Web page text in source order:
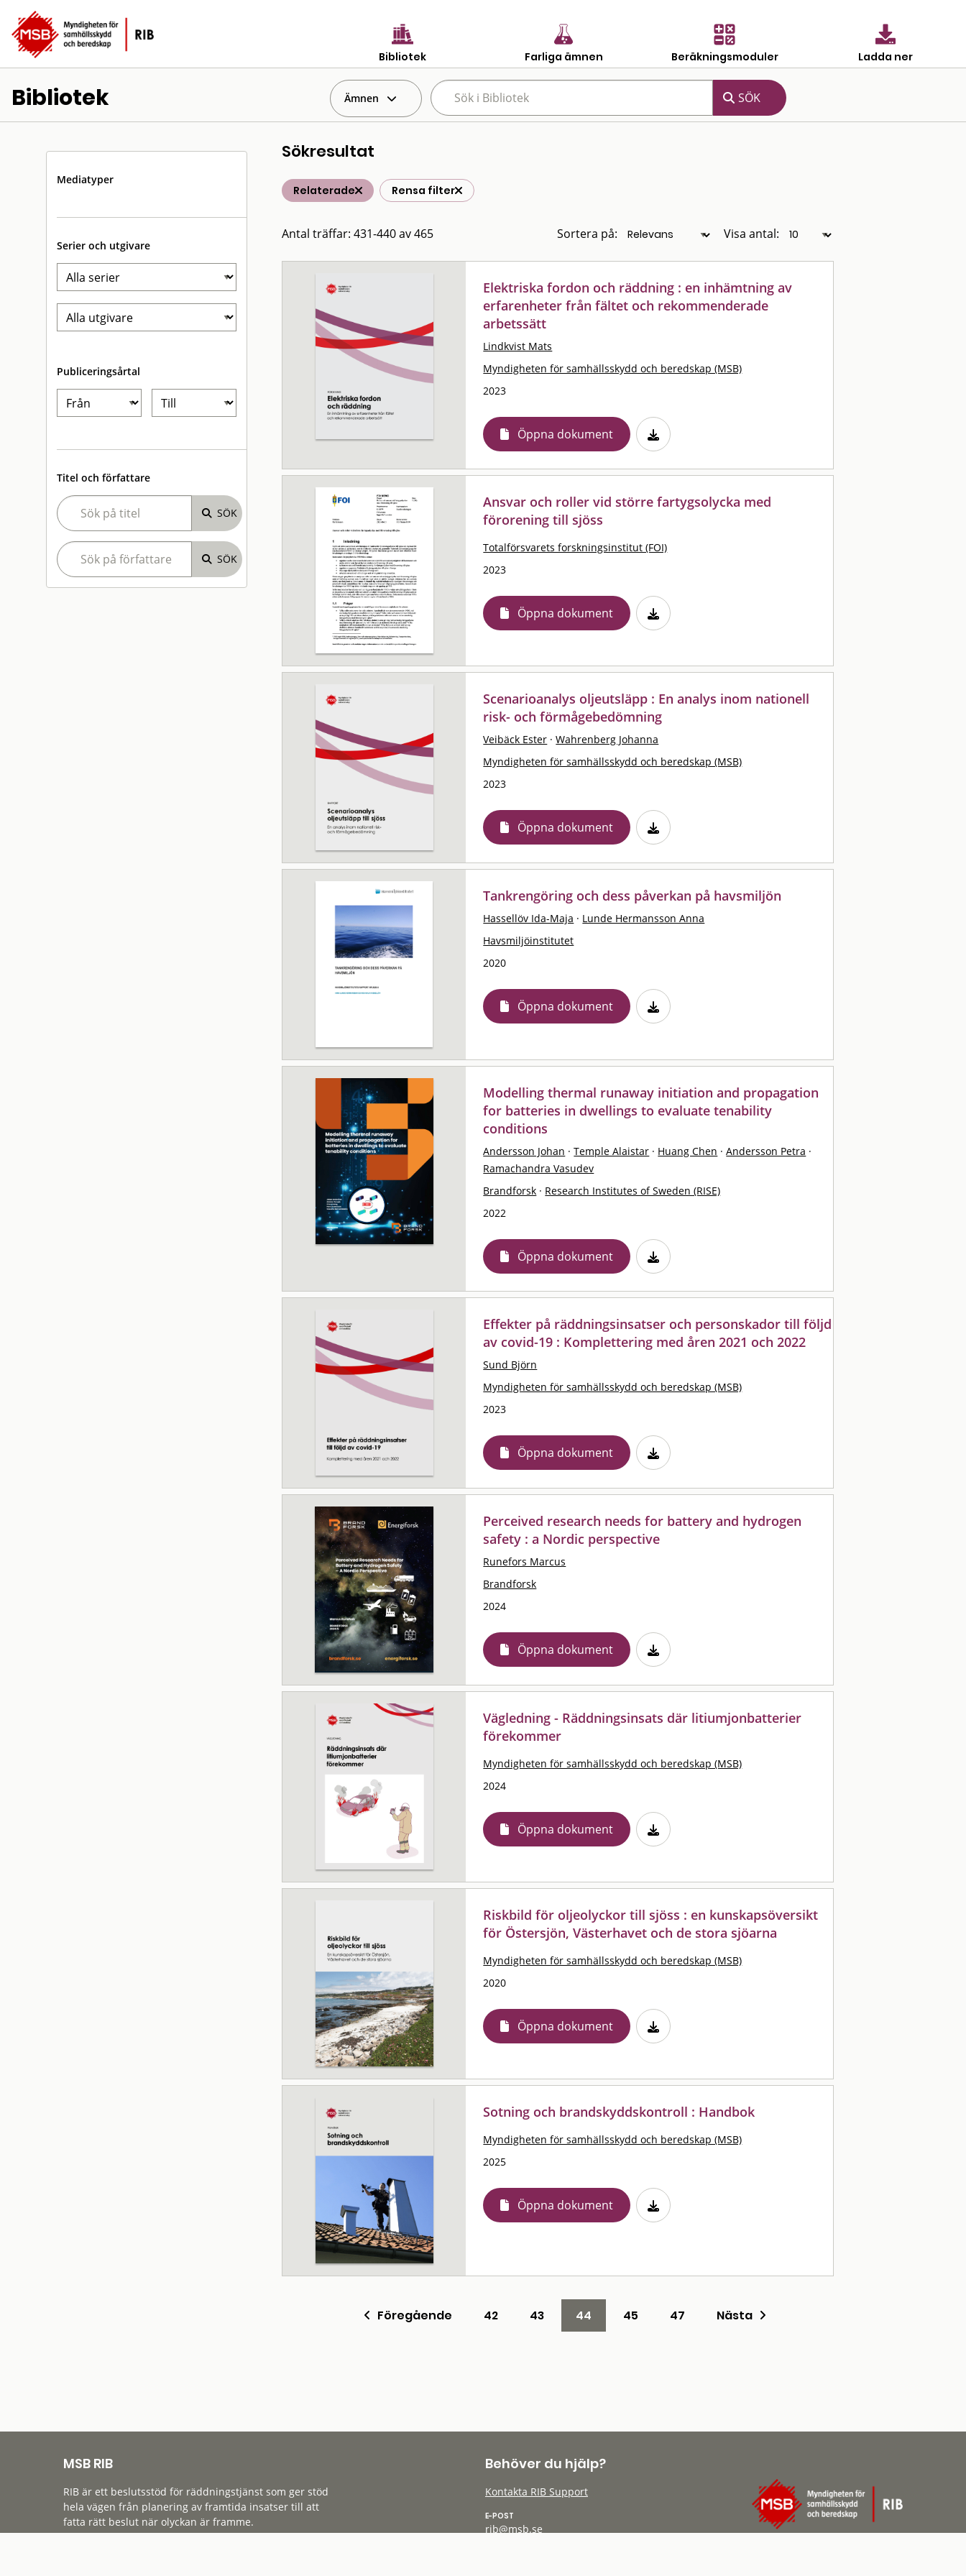
Bibliotek Farliga ämnen Beräkningsmoduler Ladda ner
Bibliotek Ämnen
Mediatyper
Serier och utgivare
Publiceringsårtal
Titel och författare
Sökresultat
Relaterade Rensa filter
Antal träffar: 431-440 av 465 Sortera på: Visa antal:
Elektriska fordon och räddning : en inhämtning av
erfarenheter från fältet och rekommenderade
arbetssätt
Lindkvist Mats
Myndigheten för samhällsskydd och beredskap (MSB)
2023
Öppna dokument
Ansvar och roller vid större fartygsolycka med
förorening till sjöss
Totalförsvarets forskningsinstitut (FOI)
2023
Öppna dokument
Scenarioanalys oljeutsläpp : En analys inom nationell
risk- och förmågebedömning
Veibäck Ester · Wahrenberg Johanna
Myndigheten för samhällsskydd och beredskap (MSB)
2023
Öppna dokument
Tankrengöring och dess påverkan på havsmiljön
Hassellöv Ida-Maja · Lunde Hermansson Anna
Havsmiljöinstitutet
2020
Öppna dokument
Modelling thermal runaway initiation and propagation
for batteries in dwellings to evaluate tenability
conditions
Andersson Johan · Temple Alaistar · Huang Chen · Andersson Petra ·
Ramachandra Vasudev
Brandforsk · Research Institutes of Sweden (RISE)
2022
Öppna dokument
Effekter på räddningsinsatser och personskador till följd
av covid-19 : Komplettering med åren 2021 och 2022
Sund Björn
Myndigheten för samhällsskydd och beredskap (MSB)
2023
Öppna dokument
Perceived research needs for battery and hydrogen
safety : a Nordic perspective
Runefors Marcus
Brandforsk
2024
Öppna dokument
Vägledning - Räddningsinsats där litiumjonbatterier
förekommer
Myndigheten för samhällsskydd och beredskap (MSB)
2024
Öppna dokument
Riskbild för oljeolyckor till sjöss : en kunskapsöversikt
för Östersjön, Västerhavet och de stora sjöarna
Myndigheten för samhällsskydd och beredskap (MSB)
2020
Öppna dokument
Sotning och brandskyddskontroll : Handbok
Myndigheten för samhällsskydd och beredskap (MSB)
2025
Öppna dokument
Föregående 42 43 44 45 47 Nästa
MSB RIB
RIB är ett beslutsstöd för räddningstjänst som ger stöd
hela vägen från planering av framtida insatser till att
fatta rätt beslut när olyckan är framme.
Behöver du hjälp?
Kontakta RIB Support
E-POST
rib@msb.se